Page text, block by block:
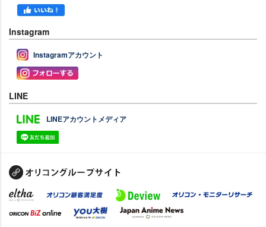
Instagram
Instagramアカウント
LINE
LINEアカウントメディア